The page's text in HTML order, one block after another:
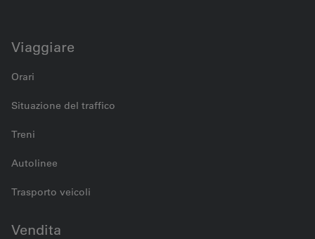
Viaggiare
Orari
Situazione del traffico
Treni
Autolinee
Trasporto veicoli
Vendita